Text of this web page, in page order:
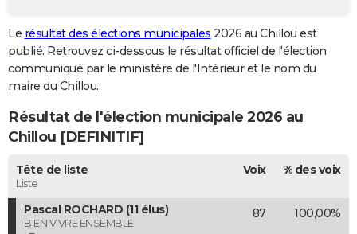
GUIDES D'ACHAT
BONS PLANS
CARTE DE VOEUX
Carte de Noël
Carte Bonne année
Carte Saint-Valentin
Carte Pâques
Carte d'anniversaire
DICTIONNAIRE
Dictionnaire
Biographies
Citations
Expressions
Proverbes
PROGRAMME TV
COPAINS D'AVANT
Le résultat des élections municipales 2026 au Chillou est
publié. Retrouvez ci-dessous le résultat officiel de l'élection
communiqué par le ministère de l'Intérieur et le nom du
maire du Chillou.
Résultat de l'élection municipale 2026 au
Chillou [DEFINITIF]
Tête de liste
Liste
Voix % des voix
Pascal ROCHARD (11 élus)
BIEN VIVRE ENSEMBLE
87 100,00%